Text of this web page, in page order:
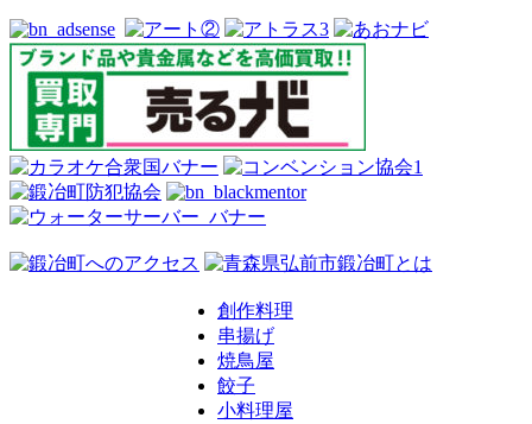
創作料理
串揚げ
焼鳥屋
餃子
小料理屋